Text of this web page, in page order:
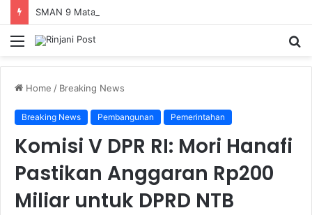
Menu
Home / Breaking News
Breaking News Pembangunan Pemerintahan
Komisi V DPR RI: Mori Hanafi
Pastikan Anggaran Rp200
Miliar untuk DPRD NTB